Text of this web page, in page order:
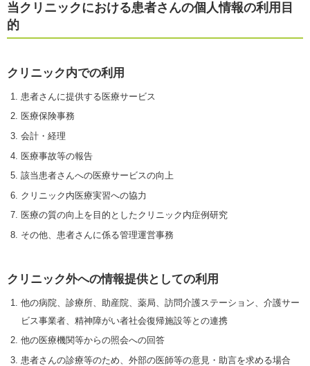
当クリニックにおける患者さんの個人情報の利用目
的
クリニック内での利用
患者さんに提供する医療サービス
医療保険事務
会計・経理
医療事故等の報告
該当患者さんへの医療サービスの向上
クリニック内医療実習への協力
医療の質の向上を目的としたクリニック内症例研究
その他、患者さんに係る管理運営事務
クリニック外への情報提供としての利用
他の病院、診療所、助産院、薬局、訪問介護ステーション、介護サー
ビス事業者、精神障がい者社会復帰施設等との連携
他の医療機関等からの照会への回答
患者さんの診療等のため、外部の医師等の意見・助言を求める場合